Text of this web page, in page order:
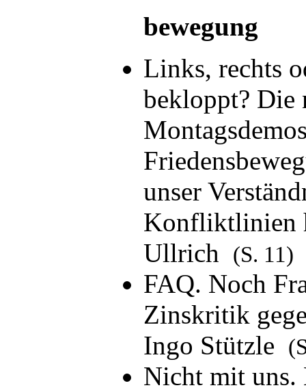
bewegung
Links, rechts
bekloppt? Die
unser
Konfliktlinien
Ullrich
(S. 11)
FAQ. Noch
Zinskritik
Ingo Stützle
Nicht mit uns.